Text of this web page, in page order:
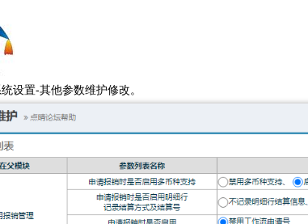
设置-其他参数维护修改。